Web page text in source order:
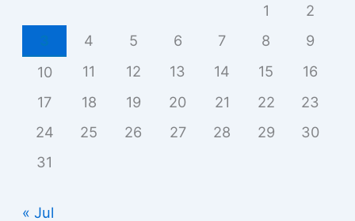
1
2
4 5 6 7 8
9
10
11 12 13 14 15
16
17
18 19 20 21 22
23
24
25 26 27 28 29
30
31
« Jul